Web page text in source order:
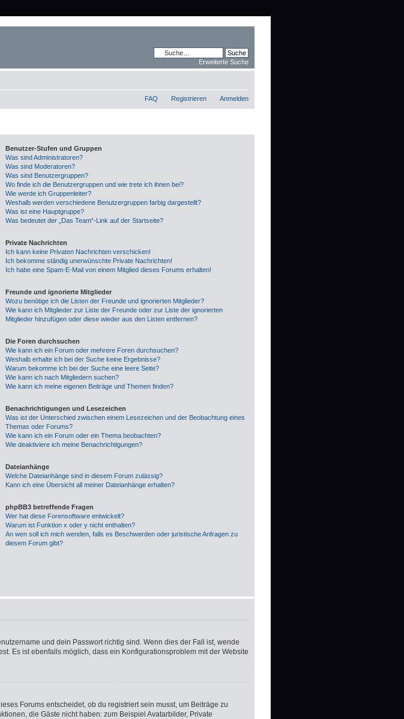
Erweiterte Suche
FAQ Registrieren Anmelden
Benutzer-Stufen und Gruppen
Was sind Administratoren?
Was sind Moderatoren?
Was sind Benutzergruppen?
Wo finde ich die Benutzergruppen und wie trete ich ihnen bei?
Wie werde ich Gruppenleiter?
Weshalb werden verschiedene Benutzergruppen farbig dargestellt?
Was ist eine Hauptgruppe?
Was bedeutet der „Das Team“-Link auf der Startseite?
Private Nachrichten
Ich kann keine Privaten Nachrichten verschicken!
Ich bekomme ständig unerwünschte Private Nachrichten!
Ich habe eine Spam-E-Mail von einem Mitglied dieses Forums erhalten!
Freunde und ignorierte Mitglieder
Wozu benötige ich die Listen der Freunde und ignorierten Mitglieder?
Wie kann ich Mitglieder zur Liste der Freunde oder zur Liste der ignorierten
Mitglieder hinzufügen oder diese wieder aus den Listen entfernen?
Die Foren durchsuchen
Wie kann ich ein Forum oder mehrere Foren durchsuchen?
Weshalb erhalte ich bei der Suche keine Ergebnisse?
Warum bekomme ich bei der Suche eine leere Seite?
Wie kann ich nach Mitgliedern suchen?
Wie kann ich meine eigenen Beiträge und Themen finden?
Benachrichtigungen und Lesezeichen
Was ist der Unterschied zwischen einem Lesezeichen und der Beobachtung eines
Themas oder Forums?
Wie kann ich ein Forum oder ein Thema beobachten?
Wie deaktiviere ich meine Benachrichtigungen?
Dateianhänge
Welche Dateianhänge sind in diesem Forum zulässig?
Kann ich eine Übersicht all meiner Dateianhänge erhalten?
phpBB3 betreffende Fragen
Wer hat diese Forensoftware entwickelt?
Warum ist Funktion x oder y nicht enthalten?
An wen soll ich mich wenden, falls es Beschwerden oder juristische Anfragen zu
diesem Forum gibt?
und dein Passwort richtig sind. Wenn dies der Fall ist, wende
Es ist ebenfalls möglich, dass ein Konfigurationsproblem mit der Website
Forums entscheidet, ob du registriert sein musst, um Beiträge zu
die Gäste nicht haben: zum Beispiel Avatarbilder, Private